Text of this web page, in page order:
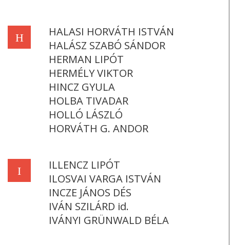
H
HALASI HORVÁTH ISTVÁN
HALÁSZ SZABÓ SÁNDOR
HERMAN LIPÓT
HERMÉLY VIKTOR
HINCZ GYULA
HOLBA TIVADAR
HOLLÓ LÁSZLÓ
HORVÁTH G. ANDOR
I
ILLENCZ LIPÓT
ILOSVAI VARGA ISTVÁN
INCZE JÁNOS DÉS
IVÁN SZILÁRD id.
IVÁNYI GRÜNWALD BÉLA